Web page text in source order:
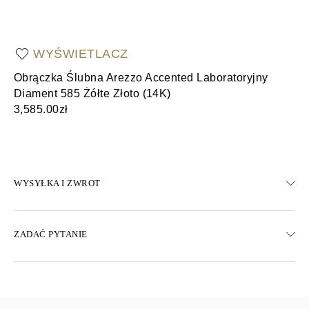
WYŚWIETLACZ
Obrączka Ślubna Arezzo Accented Laboratoryjny
Diament 585 Żółte Złoto (14K)
3,585.00zł
WYSYŁKA I ZWROT
Dostępne są również opcje dostawy ekspresowej
ZADAĆ PYTANIE